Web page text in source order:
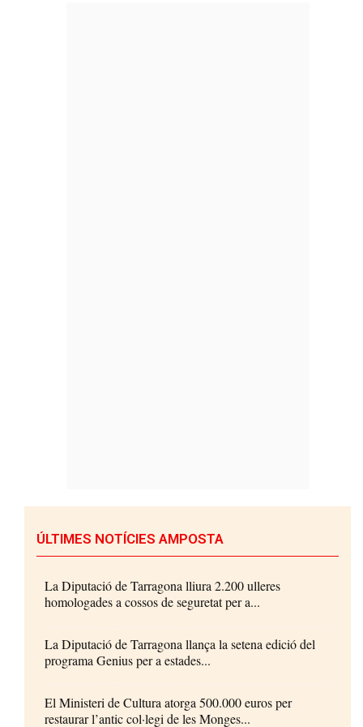
ÚLTIMES NOTÍCIES AMPOSTA
La Diputació de Tarragona lliura 2.200 ulleres
homologades a cossos de seguretat per a...
La Diputació de Tarragona llança la setena edició del
programa Genius per a estades...
El Ministeri de Cultura atorga 500.000 euros per
restaurar l’antic col·legi de les Monges...